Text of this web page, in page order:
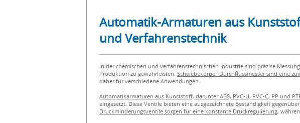
Automatik-Armaturen aus
und Verfahrenstechnik
In der chemischen und verfahrenstechnischen Industrie sind präzise
Produktion zu gewährleisten. Schwebekörper-Durchflussmesser sind eine
daher für verschiedene Anwendungen.
Automatikarmaturen aus Kunststoff, darunter ABS, PVC-U, PVC-C, PP und
eingesetzt. Diese Ventile bieten eine ausgezeichnete Beständigkeit
Druckminderungsventile sorgen für eine konstante Druckregulierung,